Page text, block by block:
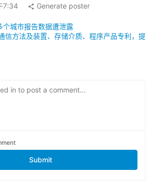
7:34 Generate poster
个城市报告数据遭泄露
信方法及装置、存储介质、程序产品专利，提
in to post a comment...
Submit